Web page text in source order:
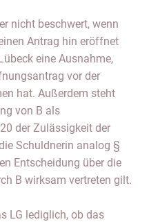
nicht beschwert, wenn
Antrag hin eröffnet
eine Ausnahme,
vor der
hat. Außerdem steht
von B als
der Zulässigkeit der
Schuldnerin analog §
Entscheidung über die
B wirksam vertreten gilt.
LG lediglich, ob das